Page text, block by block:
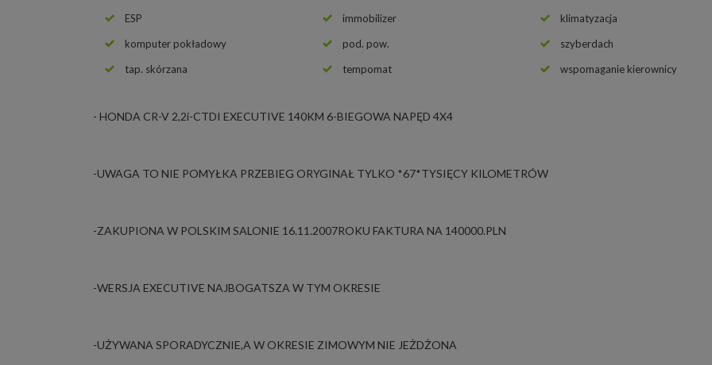
ESP
komputer pokładowy
tap. skórzana
immobilizer
pod. pow.
tempomat
klimatyzacja
szyberdach
wspomaganie kierownicy
- HONDA CR-V 2,2i-CTDI EXECUTIVE 140KM 6-BIEGOWA NAPĘD 4X4
-UWAGA TO NIE POMYŁKA PRZEBIEG ORYGINAŁ TYLKO *67*TYSIĘCY KILOMETRÓW
-ZAKUPIONA W POLSKIM SALONIE 16.11.2007ROKU FAKTURA NA 140000.PLN
-WERSJA EXECUTIVE NAJBOGATSZA W TYM OKRESIE
-UŻYWANA SPORADYCZNIE,A W OKRESIE ZIMOWYM NIE JEŻDŻONA